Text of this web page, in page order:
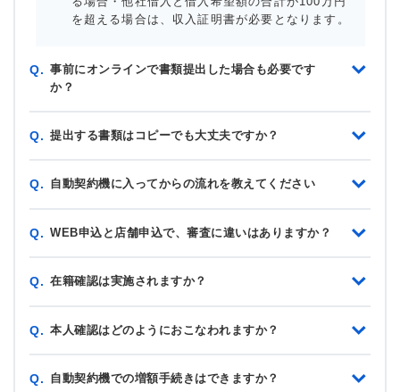
を超える場合は、収入証明書が必要となります。
Q. 事前にオンラインで書類提出した場合も必要です
か？
Q. 提出する書類はコピーでも大丈夫ですか？
Q. 自動契約機に入ってからの流れを教えてください
Q. WEB申込と店舗申込で、審査に違いはありますか？
Q. 在籍確認は実施されますか？
Q. 本人確認はどのようにおこなわれますか？
Q. 自動契約機での増額手続きはできますか？